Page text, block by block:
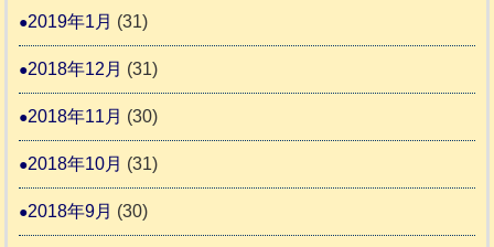
2019年1月 (31)
2018年12月 (31)
2018年11月 (30)
2018年10月 (31)
2018年9月 (30)